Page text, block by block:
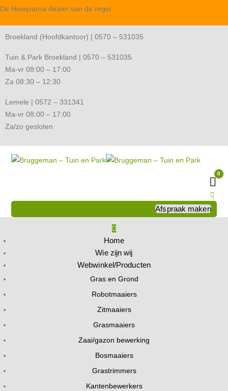
De Husqvarna dealer van de regio
Broekland (Hoofdkantoor) | 0570 – 531035
Tuin & Park Broekland | 0570 – 531035
Ma-vr 08:00 – 17:00
Za 08:30 – 12:30
Lemele | 0572 – 331341
Ma-vr 08:00 – 17:00
Za/zo gesloten
0
Afspraak maken
Home
Wie zijn wij
Webwinkel/Producten
Gras en Grond
Robotmaaiers
Zitmaaiers
Grasmaaiers
Zaai/gazon bewerking
Bosmaaiers
Grastrimmers
Kantenbewerkers